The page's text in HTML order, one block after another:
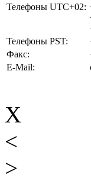
Телефоны UTC+02:
Телефоны PST:
Факс:
E-Mail:
X
<
>